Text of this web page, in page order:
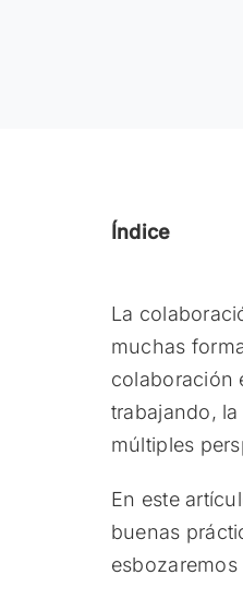
Índice
La
muchas
colaboración
trabajando,
múltiples
En este
buenas